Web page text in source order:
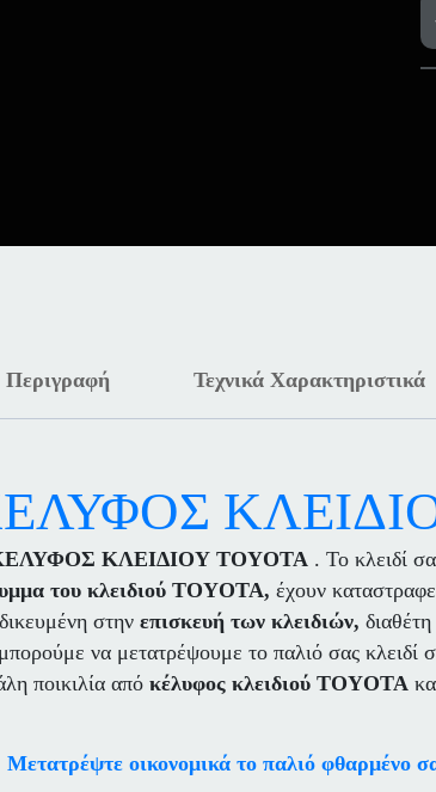
Περιγραφή Τεχνικά Χαρακτηριστικά
ΚΛΕΙΔΙΟΥ TOYOTA. Το κλειδί
του κλειδιούTOYOTA, έχουν
στην επισκευή των κλειδιών,
να μετατρέψουμε το παλιό σας κλειδί
ποικιλία από κέλυφος κλειδιού TOYOTA
Μετατρέψτε οικονομικά το παλιό φθαρμένο